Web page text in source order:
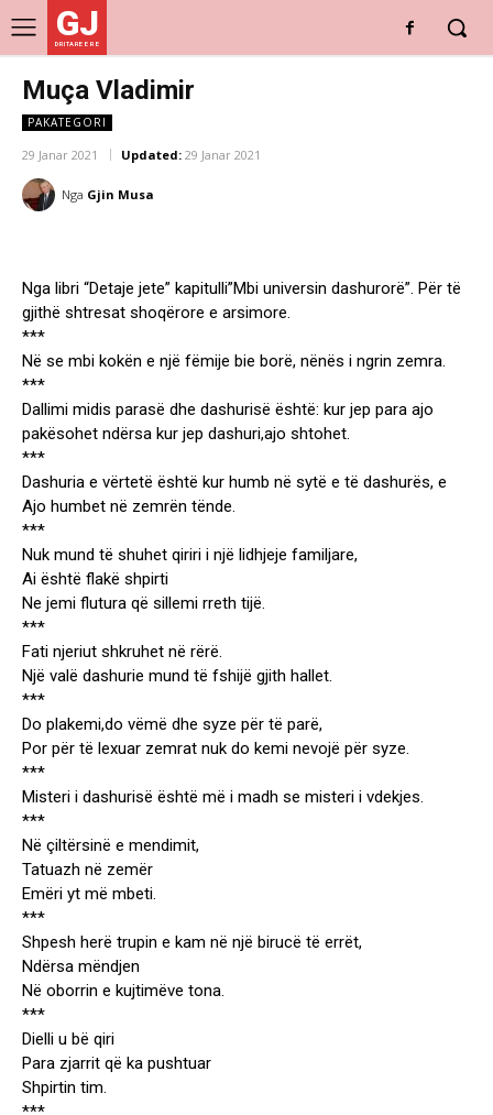
GJ
DRITARE E RE
Muça Vladimir
PAKATEGORI
29 Janar 2021 Updated: 29 Janar 2021
Nga Gjin Musa
Nga libri “Detaje jete” kapitulli”Mbi universin dashurorë”. Për të
gjithë shtresat shoqërore e arsimore.
***
Në se mbi kokën e një fëmije bie borë, nënës i ngrin zemra.
***
Dallimi midis parasë dhe dashurisë është: kur jep para ajo
pakësohet ndërsa kur jep dashuri,ajo shtohet.
***
Dashuria e vërtetë është kur humb në sytë e të dashurës, e
Ajo humbet në zemrën tënde.
***
Nuk mund të shuhet qiriri i një lidhjeje familjare,
Ai është flakë shpirti
Ne jemi flutura që sillemi rreth tijë.
***
Fati njeriut shkruhet në rërë.
Një valë dashurie mund të fshijë gjith hallet.
***
Do plakemi,do vëmë dhe syze për të parë,
Por për të lexuar zemrat nuk do kemi nevojë për syze.
***
Misteri i dashurisë është më i madh se misteri i vdekjes.
***
Në çiltërsinë e mendimit,
Tatuazh në zemër
Emëri yt më mbeti.
***
Shpesh herë trupin e kam në një birucë të errët,
Ndërsa mëndjen
Në oborrin e kujtimëve tona.
***
Dielli u bë qiri
Para zjarrit që ka pushtuar
Shpirtin tim.